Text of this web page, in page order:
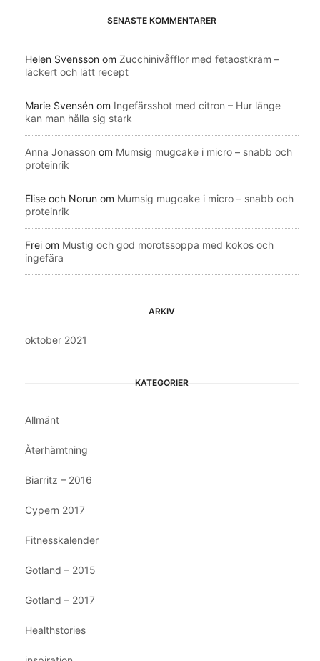
SENASTE KOMMENTARER
Helen Svensson om Zucchinivåfflor med fetaostkräm –
läckert och lätt recept
Marie Svensén om Ingefärsshot med citron – Hur länge
kan man hålla sig stark
Anna Jonasson om Mumsig mugcake i micro – snabb och
proteinrik
Elise och Norun om Mumsig mugcake i micro – snabb och
proteinrik
Frei om Mustig och god morotssoppa med kokos och
ingefära
ARKIV
oktober 2021
KATEGORIER
Allmänt
Återhämtning
Biarritz – 2016
Cypern 2017
Fitnesskalender
Gotland – 2015
Gotland – 2017
Healthstories